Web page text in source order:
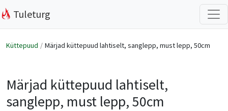
Tuleturg
Küttepuud Märjad küttepuud lahtiselt, sanglepp, must lepp, 50cm
Märjad küttepuud lahtiselt,
sanglepp, must lepp, 50cm